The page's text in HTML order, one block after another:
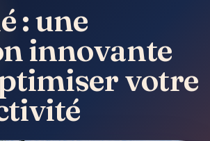
: une
innovante
votre